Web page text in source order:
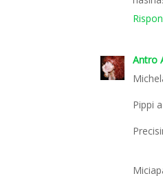
Antro
Pippi